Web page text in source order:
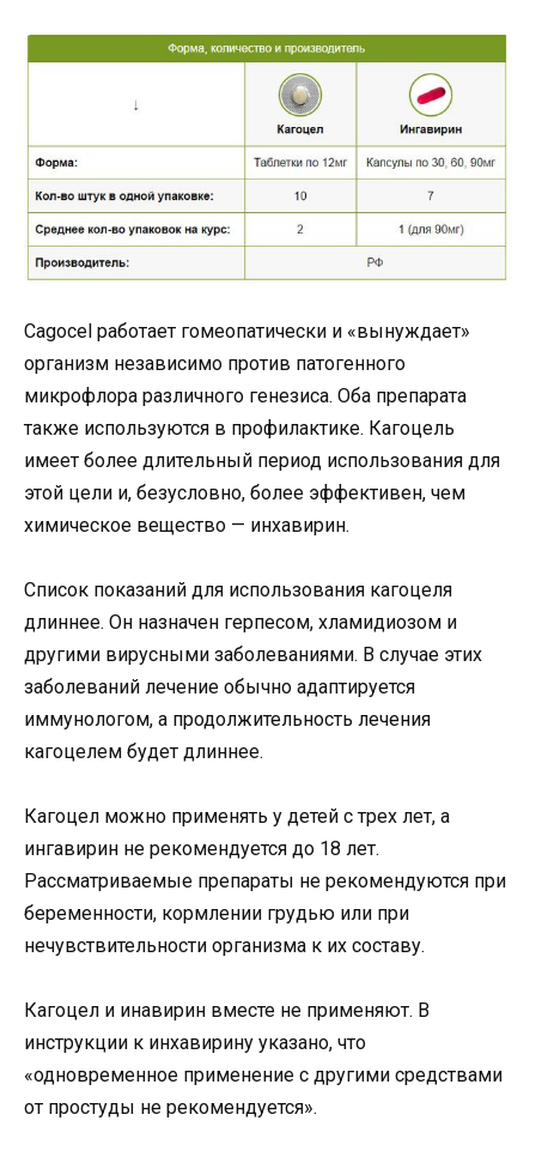
Cagocel работает гомеопатически и «вынуждает»
организм независимо против патогенного
микрофлора различного генезиса. Оба препарата
также используются в профилактике. Кагоцель
имеет более длительный период использования для
этой цели и, безусловно, более эффективен, чем
химическое вещество — инхавирин.
Список показаний для использования кагоцеля
длиннее. Он назначен герпесом, хламидиозом и
другими вирусными заболеваниями. В случае этих
заболеваний лечение обычно адаптируется
иммунологом, а продолжительность лечения
кагоцелем будет длиннее.
Кагоцел можно применять у детей с трех лет, а
ингавирин не рекомендуется до 18 лет.
Рассматриваемые препараты не рекомендуются при
беременности, кормлении грудью или при
нечувствительности организма к их составу.
Кагоцел и инавирин вместе не применяют. В
инструкции к инхавирину указано, что
«одновременное применение с другими средствами
от простуды не рекомендуется».